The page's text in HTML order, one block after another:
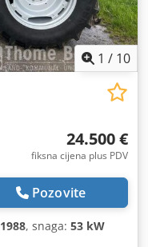
1 / 10
24.500 €
fiksna cijena plus PDV
Pozovite
1988, snaga: 53 kW